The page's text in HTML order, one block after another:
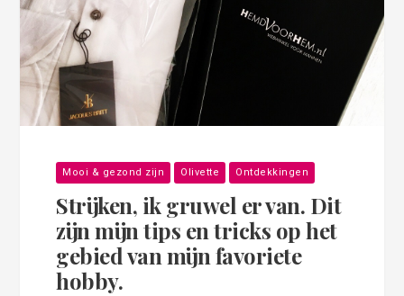
Mooi & gezond zijn Olivette Ontdekkingen
Strijken, ik gruwel er van. Dit
zijn mijn tips en tricks op het
gebied van mijn favoriete
hobby.